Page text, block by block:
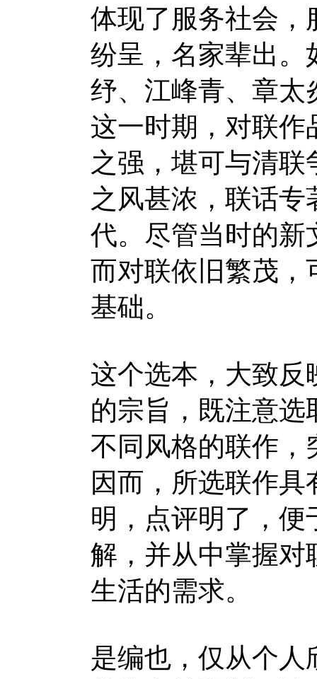
体现了服务社会，
纷呈，名家辈出。
纾、江峰青、章太
这一时期，对联作
之强，堪可与清
之风甚浓，联话
代。尽管当时的新
而对联依旧繁茂，
基础。
这个选本，大致反
的宗旨，既注意
不同风格的联作，
因而，所选联作
明，点评明了，
解，并从中掌握对
生活的需求。
是编也，仅从个